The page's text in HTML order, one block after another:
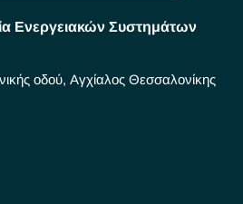
Ενεργειακών Συστημάτων
οδού, Αγχίαλος Θεσσαλονίκης